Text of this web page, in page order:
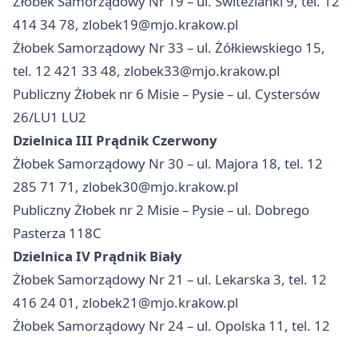
414 34 78, zlobek19@mjo.krakow.pl
Żłobek Samorządowy Nr 33 – ul. Żółkiewskiego 15,
tel. 12 421 33 48, zlobek33@mjo.krakow.pl
Publiczny Żłobek nr 6 Misie – Pysie – ul. Cystersów
26/LU1 LU2
Dzielnica III Prądnik Czerwony
Żłobek Samorządowy Nr 30 – ul. Majora 18, tel. 12
285 71 71, zlobek30@mjo.krakow.pl
Publiczny Żłobek nr 2 Misie – Pysie – ul. Dobrego
Pasterza 118C
Dzielnica IV Prądnik Biały
Żłobek Samorządowy Nr 21 – ul. Lekarska 3, tel. 12
416 24 01, zlobek21@mjo.krakow.pl
Żłobek Samorządowy Nr 24 – ul. Opolska 11, tel. 12